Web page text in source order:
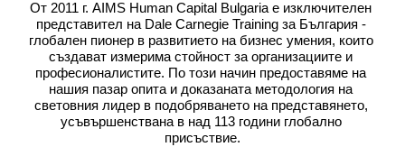
От 2011 г. AIMS Human Capital Bulgaria е изключителен
представител на Dale Carnegie Training за България -
глобален пионер в развитието на бизнес умения, които
създават измерима стойност за организациите и
професионалистите. По този начин предоставяме на
нашия пазар опита и доказаната методология на
световния лидер в подобряването на представянето,
усъвършенствана в над 113 години глобално
присъствие.